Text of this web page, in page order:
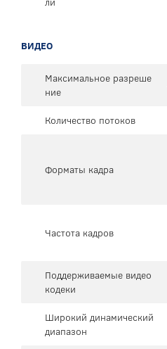
ВИДЕО
Максимальное разреше
ние
Количество потоков
Форматы кадра
Частота кадров
Поддерживаемые видео
кодеки
Широкий динамический
диапазон